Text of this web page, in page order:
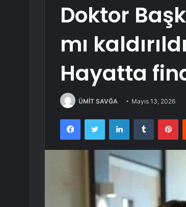
Doktor
mı
Hayatta
ÜMİT SAVĞA Mayıs 13, 2026
FacebookTwitter LinkedInTumblr